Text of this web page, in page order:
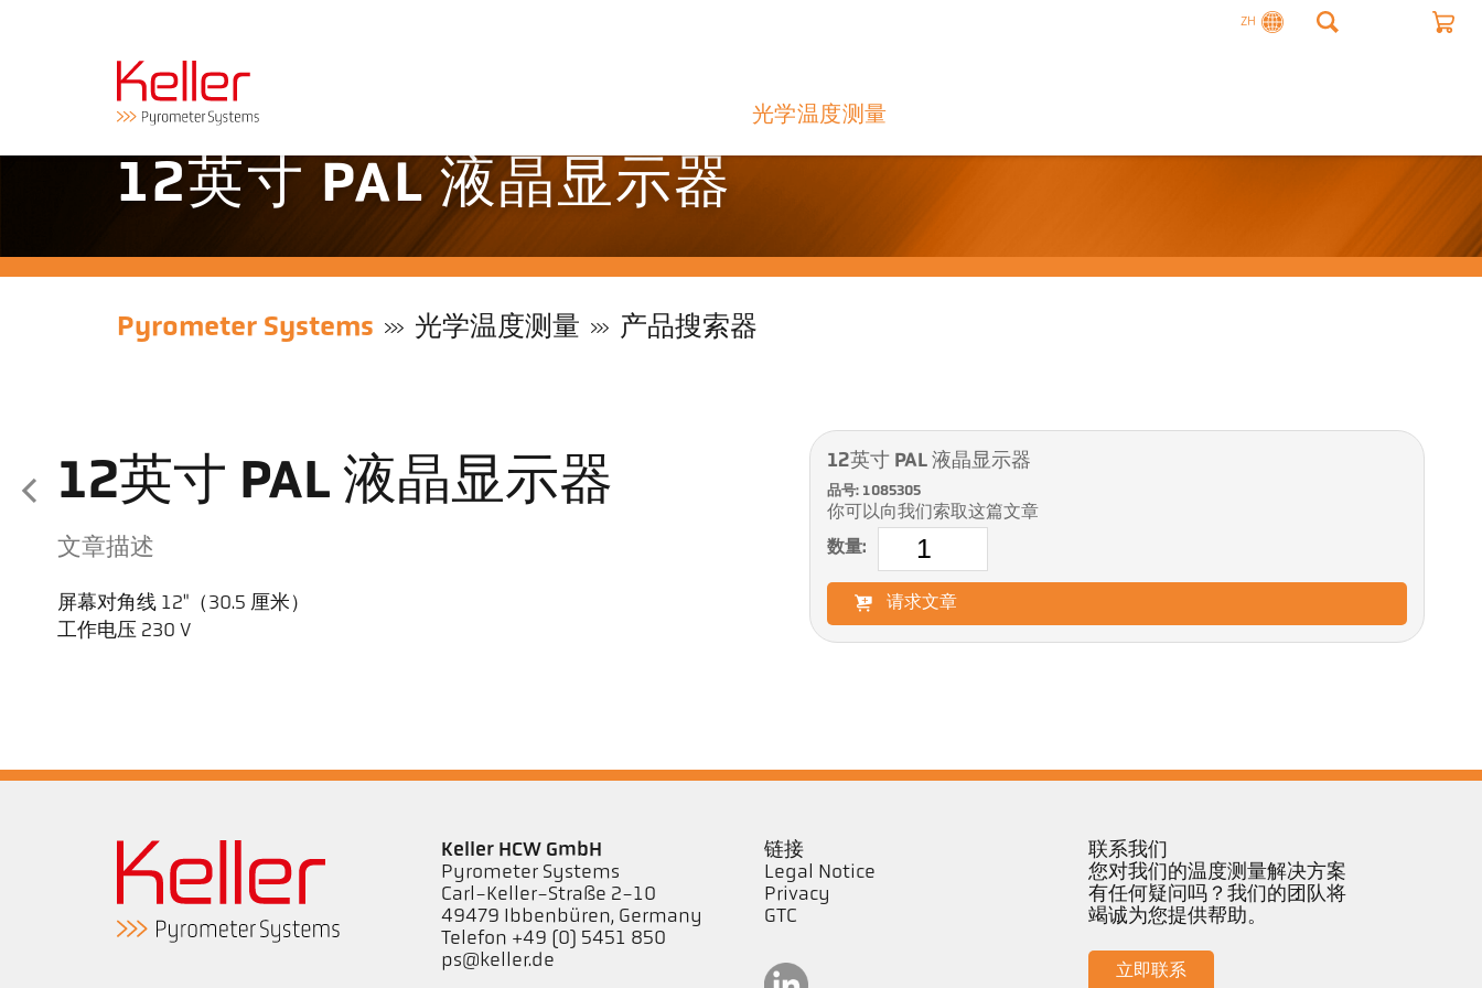
ZH
光学温度测量
12英寸 PAL 液晶显示器
Pyrometer Systems 光学温度测量 产品搜索器
12英寸 PAL 液晶显示器
文章描述
屏幕对角线 12"（30.5 厘米）
工作电压 230 V
12英寸 PAL 液晶显示器
品号: 1085305
你可以向我们索取这篇文章
数量:
请求文章
Keller HCW GmbH
Pyrometer Systems
Carl-Keller-Straße 2-10
49479 Ibbenbüren, Germany
Telefon +49 (0) 5451 850
ps@keller.de
链接
Legal Notice
Privacy
GTC
联系我们
您对我们的温度测量解决方案
有任何疑问吗？我们的团队将
竭诚为您提供帮助。
立即联系